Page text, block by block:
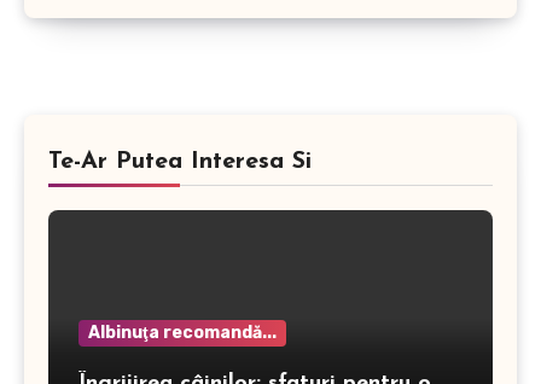
Te-Ar Putea Interesa Si
Albinuţa recomandă...